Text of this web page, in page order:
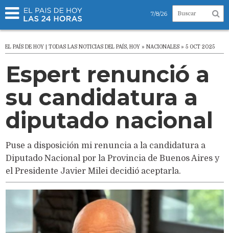
7/8/26
EL PAÍS DE HOY | TODAS LAS NOTICIAS DEL PAÍS, HOY » NACIONALES » 5 OCT 2025
Espert renunció a
su candidatura a
diputado nacional
Puse a disposición mi renuncia a la candidatura a
Diputado Nacional por la Provincia de Buenos Aires y
el Presidente Javier Milei decidió aceptarla.